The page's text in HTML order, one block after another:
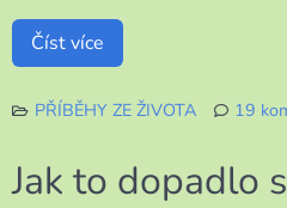
Číst více
PŘÍBĚHY ZE ŽIVOTA
19
Jak to dopadlo